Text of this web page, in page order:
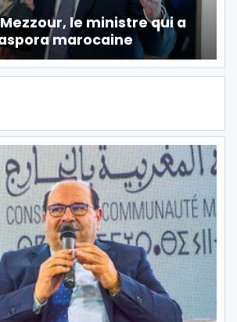
le ministre qui a
marocaine